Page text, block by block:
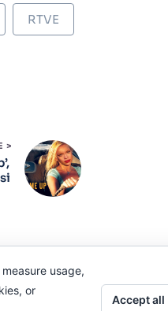
RTVE
>
usage,
or
Accept all